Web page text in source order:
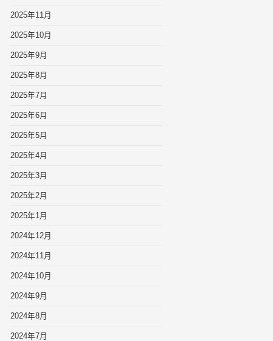
2025年11月
2025年10月
2025年9月
2025年8月
2025年7月
2025年6月
2025年5月
2025年4月
2025年3月
2025年2月
2025年1月
2024年12月
2024年11月
2024年10月
2024年9月
2024年8月
2024年7月